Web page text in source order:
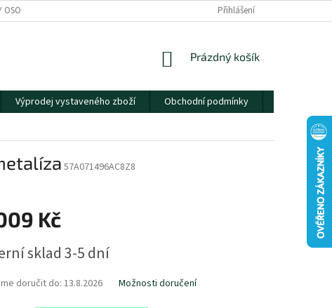
ÚDAJŮ Přihlášení
NÁKUPNÍ
Prázdný košík
Výprodej vystaveného zboží Obchodní podmínky
57A071496AC8Z8
Kč
sklad 3-5 dní
doručit do:13.8.2026 Možnosti doručení